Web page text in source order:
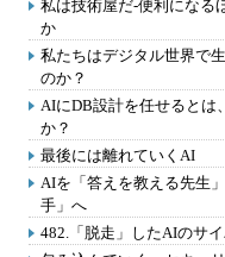
私は技術屋だ-便利になる
か
私たちはデジタル世界で
のか？
AIにDB設計を任せるとは
か？
最後には離れていくAI
AIを「答えを教える先生
手」へ
482.「脱走」したAIのサ